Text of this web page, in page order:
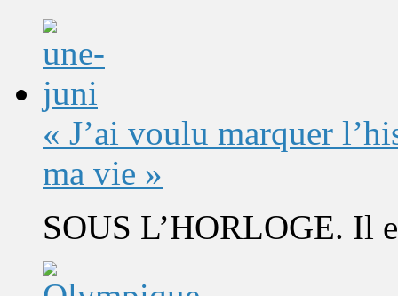
« J’ai voulu marquer
ma vie »
SOUS L’HORLOGE. Il